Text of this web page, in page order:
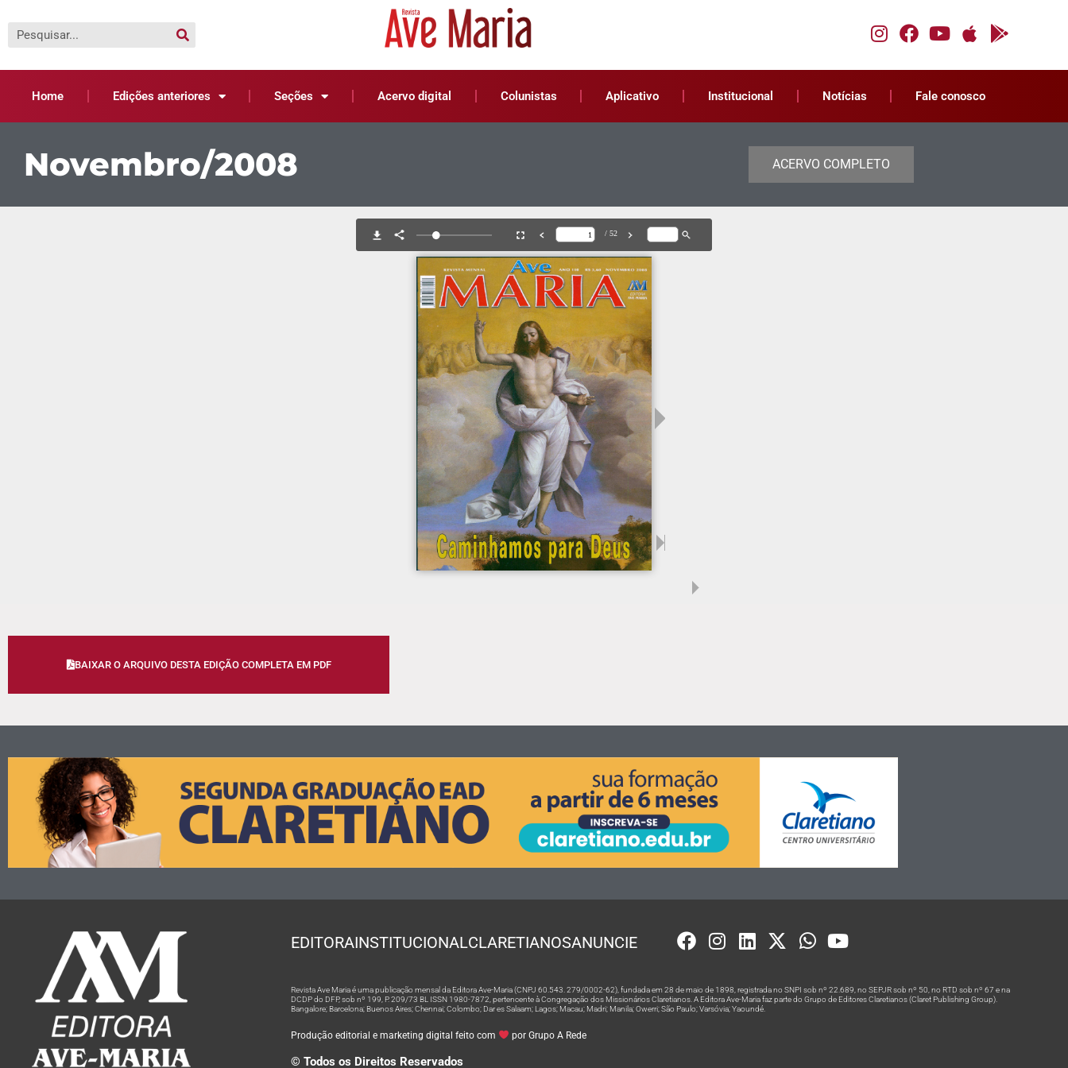
Home Edições anteriores Seções Acervo digital Colunistas Aplicativo Institucional Notícias Fale conosco
Novembro/2008 ACERVO COMPLETO
BAIXAR O ARQUIVO DESTA EDIÇÃO COMPLETA EM PDF
EDITORAINSTITUCIONALCLARETIANOSANUNCIE
Revista Ave Maria é uma publicação mensal da Editora Ave-Maria (CNPJ 60.543. 279/0002-62), fundada em 28 de maio de 1898, registrada no SNPI sob nº 22.689, no SEPJR sob nº 50, no RTD sob nº 67 e na
DCDP do DFP, sob nº 199, P. 209/73 BL ISSN 1980-7872, pertencente à Congregação dos Missionários Claretianos. A Editora Ave-Maria faz parte do Grupo de Editores Claretianos (Claret Publishing Group).
Bangalore; Barcelona; Buenos Aires; Chennai; Colombo; Dar es Salaam; Lagos; Macau; Madri; Manila; Owerri; São Paulo; Varsóvia; Yaoundé.
Produção editorial e marketing digital feito com por Grupo A Rede
© Todos os Direitos Reservados